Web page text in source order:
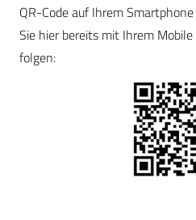
QR-Code auf Ihrem
Sie hier bereits mit Ihrem
folgen: